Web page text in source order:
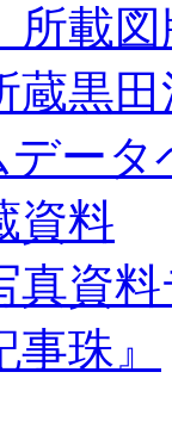
所載
蔵黒
ータ
資料
真資
珠』